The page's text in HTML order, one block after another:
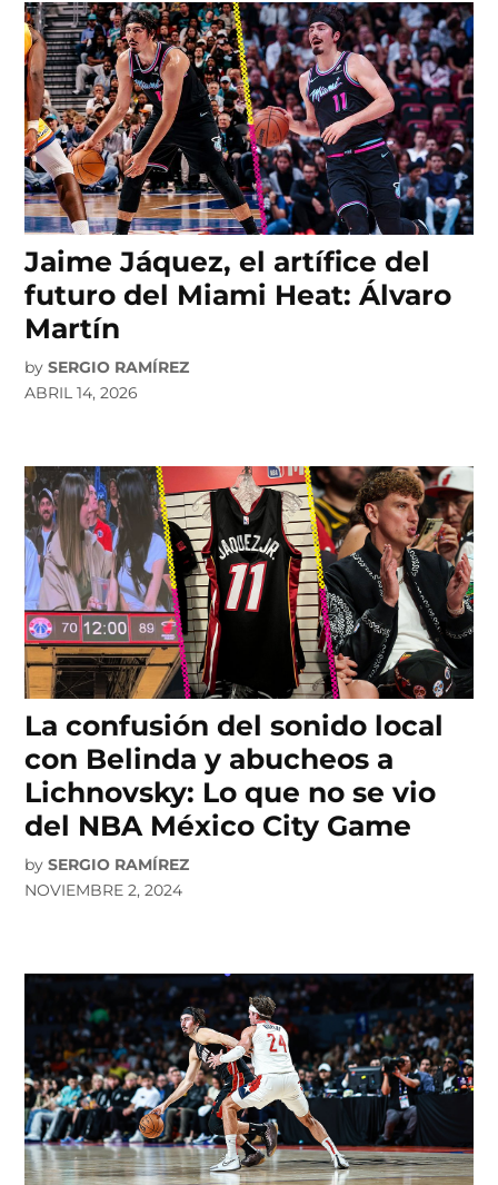
Jaime Jáquez, el artífice del
futuro del Miami Heat: Álvaro
Martín
by SERGIO RAMÍREZ
ABRIL 14, 2026
La confusión del sonido local
con Belinda y abucheos a
Lichnovsky: Lo que no se vio
del NBA México City Game
by SERGIO RAMÍREZ
NOVIEMBRE 2, 2024